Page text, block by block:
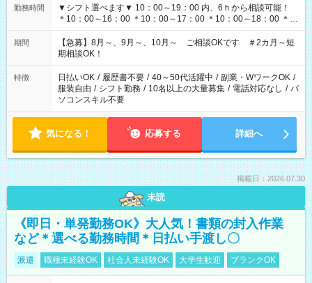
勤務時間
▼シフト選べます▼ 10：00～19：00 内、6ｈから相談可能！
＊10：00～16：00 ＊10：00～17：00 ＊10：00～18：00 ＊
11：00～19：00 ＊12：00～19：00 ＊13：00～19：00
期間
【急募】8月～、9月～、10月～ ご相談OKです ＃2カ月～短
期相談OK！
特徴 日払いOK / 履歴書不要 / 40～50代活躍中 / 副業・WワークOK /
服装自由 / シフト勤務 / 10名以上の大量募集 / 電話対応なし / パ
ソコンスキル不要
気になる！ 応募する 詳細へ
掲載日：2026.07.30
未読
《即日・単発勤務OK》大人気！書類の封入作業
など＊選べる勤務時間＊日払い手渡し〇
派遣 職種未経験OK 社会人未経験OK 大学生歓迎 ブランクOK